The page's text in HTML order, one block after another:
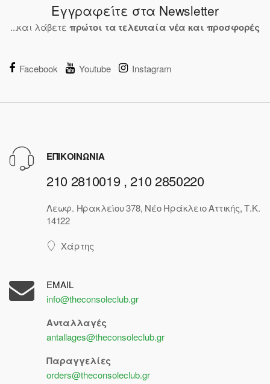
Εγγραφείτε στα Newsletter
...και λάβετε πρώτοι τα τελευταία νέα και προσφορές
Facebook Youtube Instagram
ΕΠΙΚΟΙΝΩΝΙΑ
210 2810019 , 210 2850220
Λεωφ. Ηρακλείου 378, Νέο Ηράκλειο Αττικής, Τ.Κ.
14122
Χάρτης
EMAIL
info@theconsoleclub.gr
Ανταλλαγές
antallages@theconsoleclub.gr
Παραγγελίες
orders@theconsoleclub.gr